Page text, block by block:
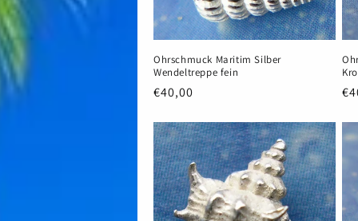
Ohrschmuck Maritim Silber
Wendeltreppe fein
Normaler
€40,00